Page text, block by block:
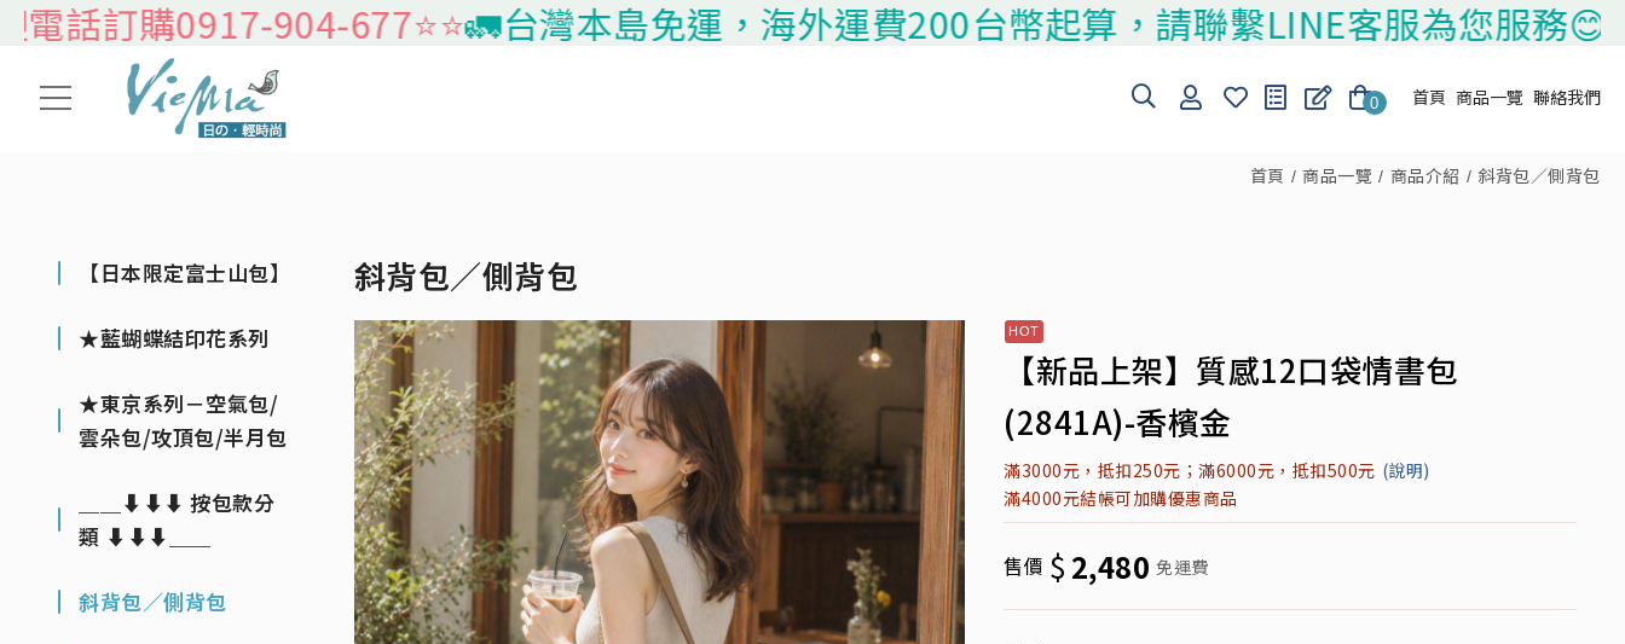
0917-904-677⭐️⭐️🚛台灣本島免運，海外運費200台幣起算，請聯繫LINE客服為您服務😊
0 首頁 商品一覽 聯絡我們
首頁 商品一覽 商品介紹 斜背包／側背包
【日本限定富士山包】
★藍蝴蝶結印花系列
★東京系列－空氣包/
雲朵包/攻頂包/半月包
＿＿⬇⬇⬇ 按包款分
類 ⬇⬇⬇＿＿
斜背包／側背包
斜背包／側背包
【新品上架】質感12口袋情書包
(2841A)-香檳金
滿3000元，抵扣250元；滿6000元，抵扣500元 (說明)
滿4000元結帳可加購優惠商品
售價 $ 2,480 免運費